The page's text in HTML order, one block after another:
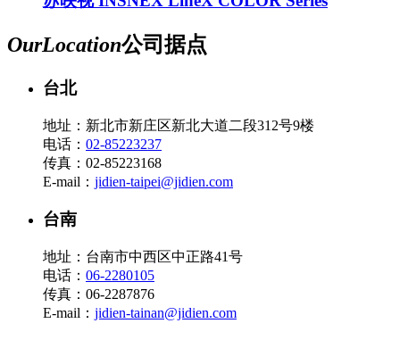
OurLocation公司据点
台北
地址：新北市新庄区新北大道二段312号9楼
电话： 02-85223237
传真：02-85223168
E-mail： jidien-taipei@jidien.com
台南
地址：台南市中西区中正路41号
电话： 06-2280105
传真：06-2287876
E-mail： jidien-tainan@jidien.com